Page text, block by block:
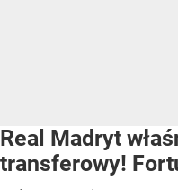
Real Madryt
transferowy!